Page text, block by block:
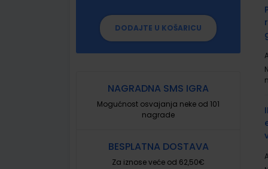
DODAJTE U KOŠARICU
NAGRADNA SMS IGRA
Mogućnost osvajanja neke od 101
nagrade
BESPLATNA DOSTAVA
Za iznose veće od 62,50€